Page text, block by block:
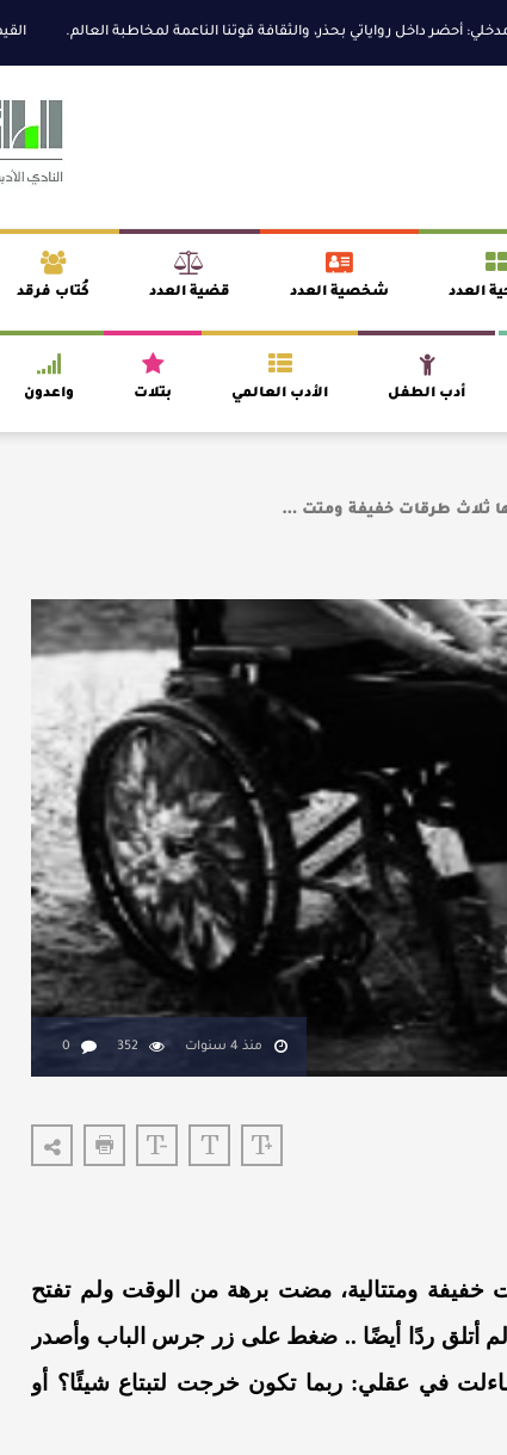
داخل رواياتي بحذر، والثقافة قوتنا الناعمة لمخاطبة العالم. القيمة
العدد شخصية العدد قضية العدد كُتاب فرقد
أدب الطفل الأدب العالمي بتلات واعدون
ثلاث طرقات خفيفة ومتت …
منذ 4 سنوات 352
0
خفيفة ومتتالية، مضت برهة من الوقت ولم تفتح
أتلق ردًا أيضًا .. ضغط على زر جرس الباب وأصدر
في عقلي:ربما تكون خرجت لتبتاع شيئًا؟ أو